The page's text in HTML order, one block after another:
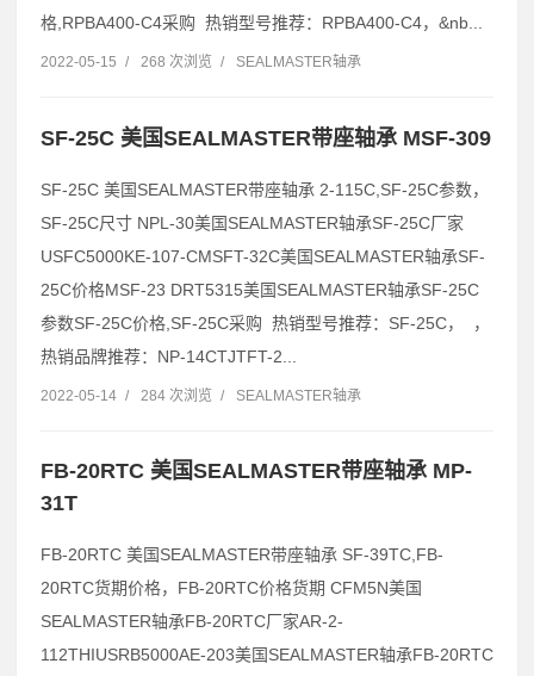
格,RPBA400-C4采购 热销型号推荐：RPBA400-C4，&nb...
2022-05-15 / 268 次浏览 / SEALMASTER轴承
SF-25C 美国SEALMASTER带座轴承 MSF-309
SF-25C 美国SEALMASTER带座轴承 2-115C,SF-25C参数，
SF-25C尺寸 NPL-30美国SEALMASTER轴承SF-25C厂家
USFC5000KE-107-CMSFT-32C美国SEALMASTER轴承SF-
25C价格MSF-23 DRT5315美国SEALMASTER轴承SF-25C
参数SF-25C价格,SF-25C采购 热销型号推荐：SF-25C， ，
热销品牌推荐：NP-14CTJTFT-2...
2022-05-14 / 284 次浏览 / SEALMASTER轴承
FB-20RTC 美国SEALMASTER带座轴承 MP-
31T
FB-20RTC 美国SEALMASTER带座轴承 SF-39TC,FB-
20RTC货期价格，FB-20RTC价格货期 CFM5N美国
SEALMASTER轴承FB-20RTC厂家AR-2-
112THIUSRB5000AE-203美国SEALMASTER轴承FB-20RTC